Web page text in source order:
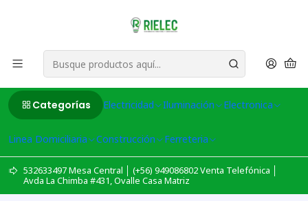
Categorías Electricidad Iluminación Electronica
Linea Domiciliaria Construcción Ferreteria
532633497 Mesa Central │ (+56) 949086802 Venta Telefónica │
Avda La Chimba #431, Ovalle Casa Matriz